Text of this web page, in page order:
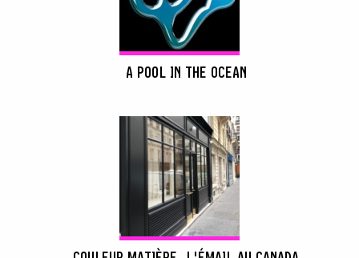
A POOL IN THE OCEAN